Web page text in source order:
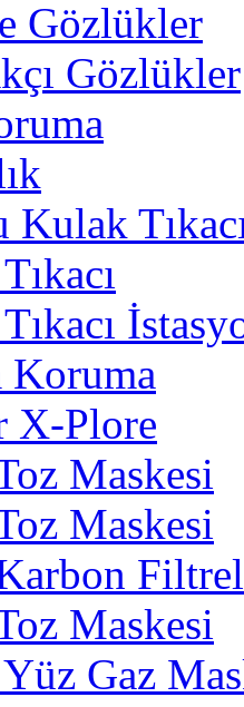
Gözlükler
Gözlükler
Koruma
X-Plore
Maskesi
Maskesi
Maskesi
Yüz Gaz